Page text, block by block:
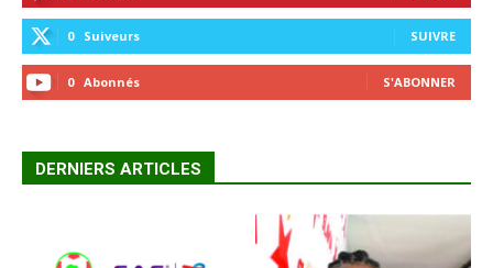
0 Suiveurs SUIVRE
0 Abonnés S'ABONNER
DERNIERS ARTICLES